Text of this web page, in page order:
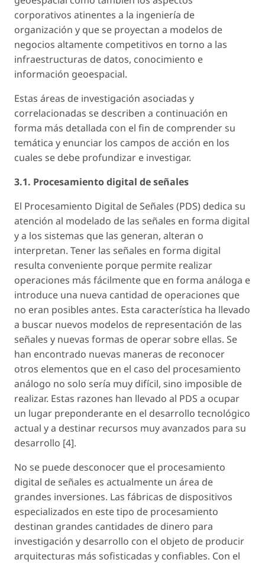
corporativos atinentes a la ingeniería de
organización y que se proyectan a modelos de
negocios altamente competitivos en torno a las
infraestructuras de datos, conocimiento e
información geoespacial.
Estas áreas de investigación asociadas y
correlacionadas se describen a continuación en
forma más detallada con el fin de comprender su
temática y enunciar los campos de acción en los
cuales se debe profundizar e investigar.
3.1. Procesamiento digital de señales
El Procesamiento Digital de Señales (PDS) dedica su
atención al modelado de las señales en forma digital
y a los sistemas que las generan, alteran o
interpretan. Tener las señales en forma digital
resulta conveniente porque permite realizar
operaciones más fácilmente que en forma análoga e
introduce una nueva cantidad de operaciones que
no eran posibles antes. Esta característica ha llevado
a buscar nuevos modelos de representación de las
señales y nuevas formas de operar sobre ellas. Se
han encontrado nuevas maneras de reconocer
otros elementos que en el caso del procesamiento
análogo no solo sería muy difícil, sino imposible de
realizar. Estas razones han llevado al PDS a ocupar
un lugar preponderante en el desarrollo tecnológico
actual y a destinar recursos muy avanzados para su
desarrollo [4].
No se puede desconocer que el procesamiento
digital de señales es actualmente un área de
grandes inversiones. Las fábricas de dispositivos
especializados en este tipo de procesamiento
destinan grandes cantidades de dinero para
investigación y desarrollo con el objeto de producir
arquitecturas más sofisticadas y confiables. Con el